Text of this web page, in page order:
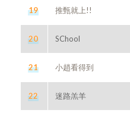
19 推甄就上!!
20 SChool
21 小趙看得到
22 迷路羔羊